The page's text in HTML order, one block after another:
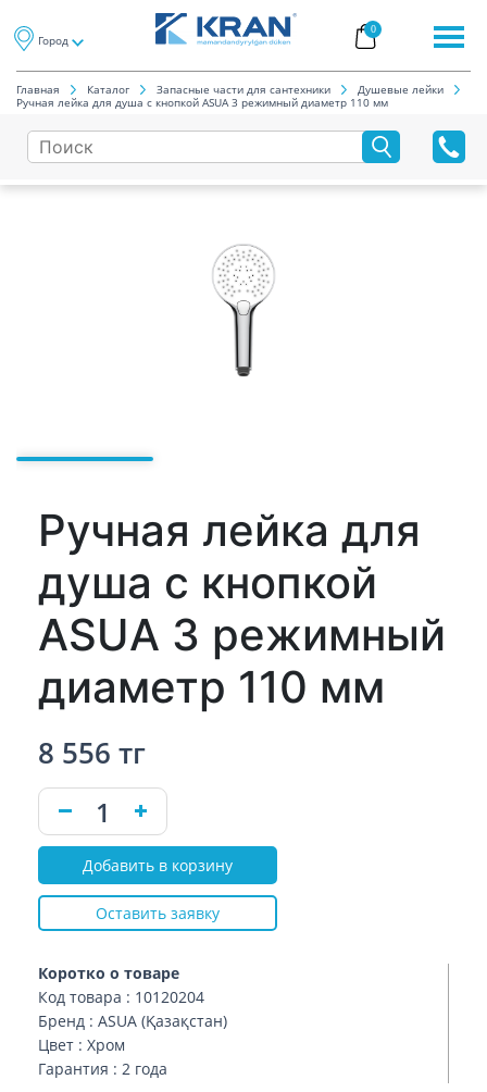
Город
0
Главная Каталог Запасные части для сантехники
Душевые лейки
Ручная лейка для душа с кнопкой ASUA 3 режимный диаметр 110 мм
Ручная лейка для
душа с кнопкой
ASUA 3 режимный
диаметр 110 мм
Коротко о товаре
Код товара : 10120204
Бренд : ASUA (Қазақстан)
Цвет : Хром
Гарантия : 2 года
8 556 тг
Добавить в корзину
Оставить заявку